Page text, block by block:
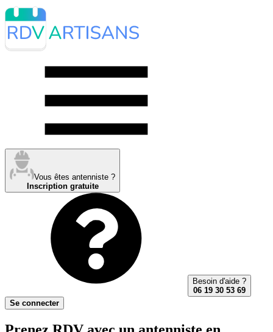
Vous êtes antenniste ?
Inscription gratuite
Besoin d'aide ?
06 19 30 53 69
Se connecter